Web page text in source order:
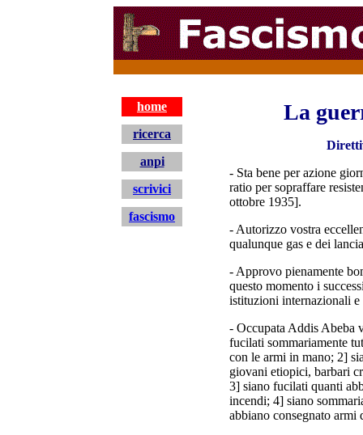
home La
- Sta bene per azione
ratio per sopraffare
ottobre 1935].
- Autorizzo vostra
qualunque gas e dei
- Approvo pienamente
questo momento i
istituzioni internazionali
- Occupata Addis Abeba
fucilati sommariamente
con le armi in mano; 2]
giovani etiopici, barbari
3] siano fucilati quanti
incendi; 4] siano
abbiano consegnato
ricerca
anpi
scrivici
fascismo